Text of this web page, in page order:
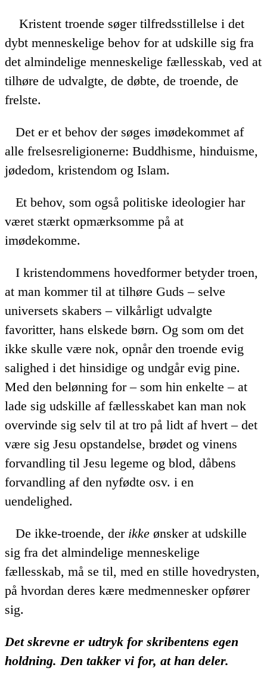
Kristent troende søger tilfredsstillelse i det
dybt menneskelige behov for at udskille sig fra
det almindelige menneskelige fællesskab, ved at
tilhøre de udvalgte, de døbte, de troende, de
frelste.
Det er et behov der søges imødekommet af
alle frelsesreligionerne: Buddhisme, hinduisme,
jødedom, kristendom og Islam.
Et behov, som også politiske ideologier har
været stærkt opmærksomme på at
imødekomme.
I kristendommens hovedformer betyder troen,
at man kommer til at tilhøre Guds – selve
universets skabers – vilkårligt udvalgte
favoritter, hans elskede børn. Og som om det
ikke skulle være nok, opnår den troende evig
salighed i det hinsidige og undgår evig pine.
Med den belønning for – som hin enkelte – at
lade sig udskille af fællesskabet kan man nok
overvinde sig selv til at tro på lidt af hvert – det
være sig Jesu opstandelse, brødet og vinens
forvandling til Jesu legeme og blod, dåbens
forvandling af den nyfødte osv. i en
uendelighed.
De ikke-troende, der ikke ønsker at udskille
sig fra det almindelige menneskelige
fællesskab, må se til, med en stille hovedrysten,
på hvordan deres kære medmennesker opfører
sig.
Det skrevne er udtryk for skribentens egen
holdning. Den takker vi for, at han deler.